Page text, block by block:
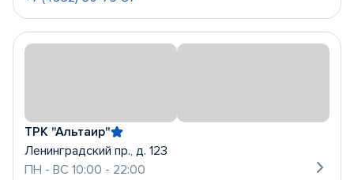
ТРК "Альтаир"
Ленинградский пр., д. 123
ПН - ВС 10:00 - 22:00